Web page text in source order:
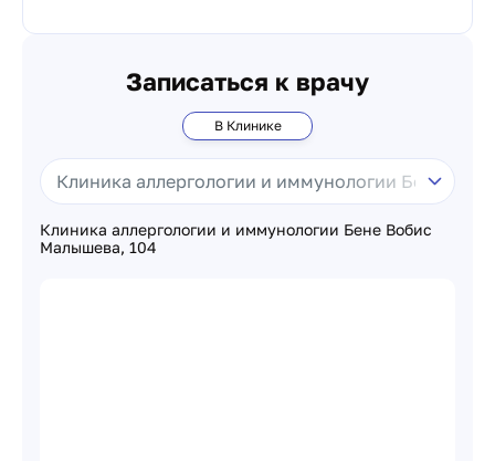
Записаться к врачу
В Клинике
Клиника аллергологии и иммунологии Бене Вобис
Малышева, 104